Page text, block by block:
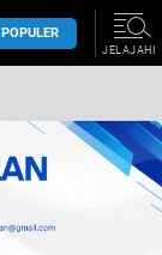
POPULER
JELAJAHI